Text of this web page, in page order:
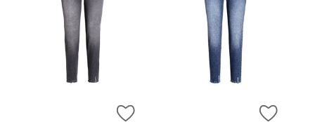
ZUR WUNSCHLISTE HINZUFÜGEN
ZUR